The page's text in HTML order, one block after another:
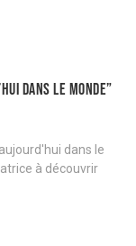
dans le Monde”
dans le
à découvrir